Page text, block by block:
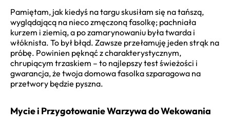
Pamiętam, jak kiedyś na targu skusiłam się na tańszą,
wyglądającą na nieco zmęczoną fasolkę; pachniała
kurzem i ziemią, a po zamarynowaniu była twarda i
włóknista. To był błąd. Zawsze przełamuję jeden strąk na
próbę. Powinien pęknąć z charakterystycznym,
chrupiącym trzaskiem – to najlepszy test świeżości i
gwarancja, że twoja domowa fasolka szparagowa na
przetwory będzie pyszna.
Mycie i Przygotowanie Warzywa do Wekowania